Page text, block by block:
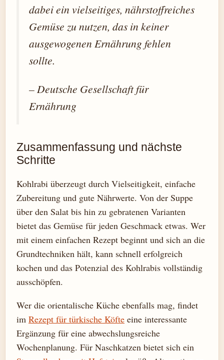
dabei ein vielseitiges, nährstoffreiches
Gemüse zu nutzen, das in keiner
ausgewogenen Ernährung fehlen
sollte.
– Deutsche Gesellschaft für
Ernährung
Zusammenfassung und nächste
Schritte
Kohlrabi überzeugt durch Vielseitigkeit, einfache
Zubereitung und gute Nährwerte. Von der Suppe
über den Salat bis hin zu gebratenen Varianten
bietet das Gemüse für jeden Geschmack etwas. Wer
mit einem einfachen Rezept beginnt und sich an die
Grundtechniken hält, kann schnell erfolgreich
kochen und das Potenzial des Kohlrabis vollständig
ausschöpfen.
Wer die orientalische Küche ebenfalls mag, findet
im Rezept für türkische Köfte eine interessante
Ergänzung für eine abwechslungsreiche
Wochenplanung. Für Naschkatzen bietet sich ein